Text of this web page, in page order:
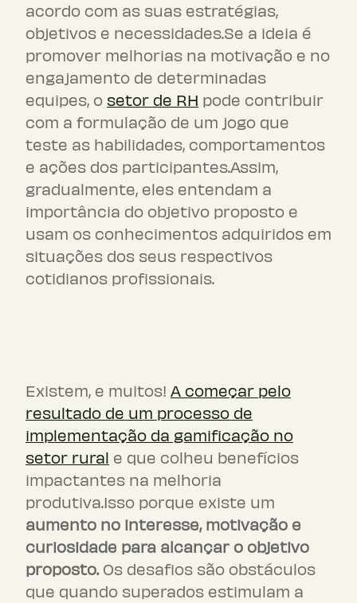
acordo com as suas estratégias,
objetivos e necessidades.Se a ideia é
promover melhorias na motivação e no
engajamento de determinadas
equipes, o setor de RH pode contribuir
com a formulação de um jogo que
teste as habilidades, comportamentos
e ações dos participantes.Assim,
gradualmente, eles entendam a
importância do objetivo proposto e
usam os conhecimentos adquiridos em
situações dos seus respectivos
cotidianos profissionais.
Existem, e muitos! A começar pelo
resultado de um processo de
implementação da gamificação no
setor rural e que colheu benefícios
impactantes na melhoria
produtiva.Isso porque existe um
aumento no interesse, motivação e
curiosidade para alcançar o objetivo
proposto.Os desafios são obstáculos
que quando superados estimulam a